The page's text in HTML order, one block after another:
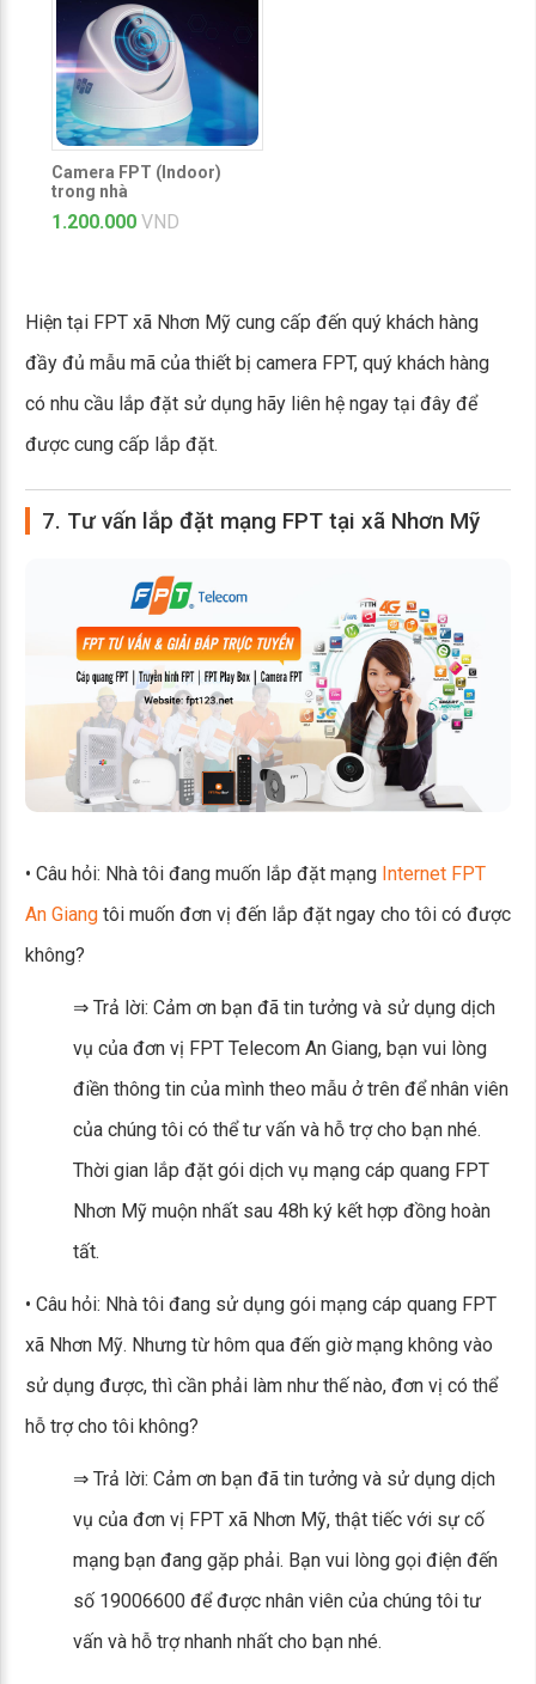
Camera FPT (Indoor)
trong nhà
1.200.000 VND
Hiện tại FPT xã Nhơn Mỹ cung cấp đến quý khách hàng
đầy đủ mẫu mã của thiết bị camera FPT, quý khách hàng
có nhu cầu lắp đặt sử dụng hãy liên hệ ngay tại đây để
được cung cấp lắp đặt.
7. Tư vấn lắp đặt mạng FPT tại xã Nhơn Mỹ
• Câu hỏi: Nhà tôi đang muốn lắp đặt mạng Internet FPT
An Giang tôi muốn đơn vị đến lắp đặt ngay cho tôi có được
không?
⇒ Trả lời: Cảm ơn bạn đã tin tưởng và sử dụng dịch
vụ của đơn vị FPT Telecom An Giang, bạn vui lòng
điền thông tin của mình theo mẫu ở trên để nhân viên
của chúng tôi có thể tư vấn và hỗ trợ cho bạn nhé.
Thời gian lắp đặt gói dịch vụ mạng cáp quang FPT
Nhơn Mỹ muộn nhất sau 48h ký kết hợp đồng hoàn
tất.
• Câu hỏi: Nhà tôi đang sử dụng gói mạng cáp quang FPT
xã Nhơn Mỹ. Nhưng từ hôm qua đến giờ mạng không vào
sử dụng được, thì cần phải làm như thế nào, đơn vị có thể
hỗ trợ cho tôi không?
⇒ Trả lời: Cảm ơn bạn đã tin tưởng và sử dụng dịch
vụ của đơn vị FPT xã Nhơn Mỹ, thật tiếc với sự cố
mạng bạn đang gặp phải. Bạn vui lòng gọi điện đến
số 19006600 để được nhân viên của chúng tôi tư
vấn và hỗ trợ nhanh nhất cho bạn nhé.